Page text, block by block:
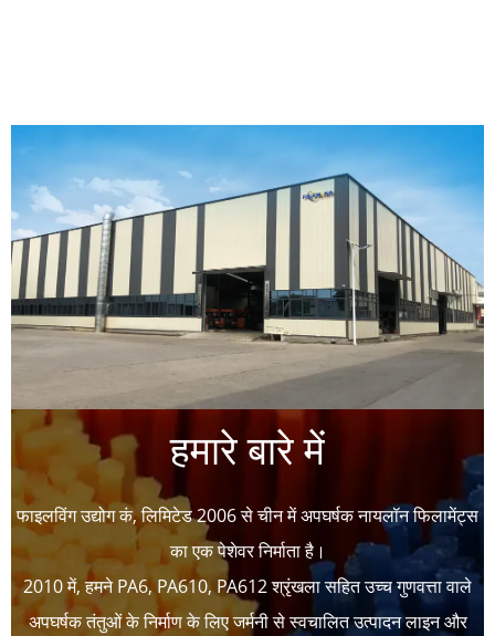
हमारे बारे में
फाइलविंग उद्योग कं, लिमिटेड 2006 से चीन में अपघर्षक नायलॉन फिलामेंट्स
का एक पेशेवर निर्माता है।
2010 में, हमने PA6, PA610, PA612 श्रृंखला सहित उच्च गुणवत्ता वाले
अपघर्षक तंतुओं के निर्माण के लिए जर्मनी से स्वचालित उत्पादन लाइन और